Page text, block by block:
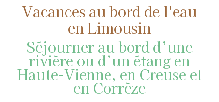
Vacances au bord de l'eau
en Limousin
Séjourner au bord d’une
rivière ou d’un étang en
Haute-Vienne, en Creuse et
en Corrèze